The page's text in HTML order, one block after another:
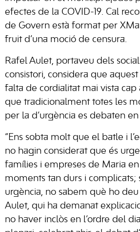
efectes de la COVID-19. Cal
de Govern està format per
fruit d’una moció de censura.
Rafel Aulet, portaveu dels
consistori, considera que aquest
falta de cordialitat mai vista cap
que tradicionalment totes les
per la d’urgència es debaten
“Ens sobta molt que el batle i
no hagin considerat que és
famílies i empreses de Maria
moments tan durs i complicats;
urgència, no sabem què ho deu
Aulet, qui ha demanat
no haver inclòs en l’ordre del